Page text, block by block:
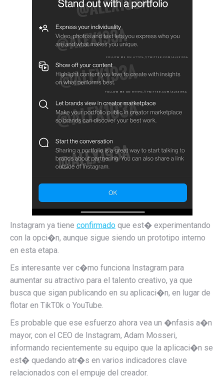
Instagram ya tiene confirmado que est� experimentando
con la opci�n, aunque sigue siendo un prototipo interno
en esta etapa.
Es interesante ver c�mo funciona Instagram para
aumentar su atractivo para el talento creativo, ya que
busca que sigan publicando en su aplicaci�n, en lugar de
flotar en TikT0k o YouTube.
Es probable que ese esfuerzo ahora vea un �nfasis a�n
mayor, con el CEO de Instagram, Adam Mosseri,
informando recientemente su equipo que la aplicaci�n se
est� quedando atr�s en varios indicadores clave
relacionados con el empuje del creador.